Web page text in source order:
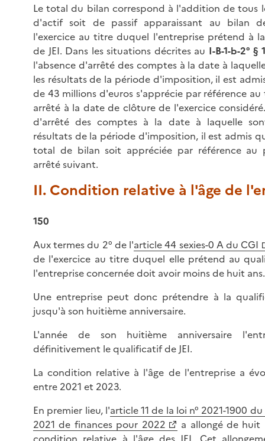
Le total du bilan correspond à l'addition de tous
d'actif soit de passif apparaissant au bilan
l'exercice au titre duquel l'entreprise prétend à
de JEI. Dans les situations décrites au I-B-1-b-2° §
l'absence d'arrêté des comptes à la date à
les résultats de la période d'imposition, il est
de 43 millions d'euros s'apprécie par référence
arrêté à la date de clôture de l'exercice
d'arrêté des comptes à la date à laquelle
résultats de la période d'imposition, il est admis
total de bilan soit appréciée par référence au
arrêté suivant.
II. Condition relative à l'âge de
150
Aux termes du 2° de l'article 44 sexies-0 A du CGI
de l'exercice au titre duquel elle prétend au
l'entreprise concernée doit avoir moins de huit ans.
Une entreprise peut donc prétendre à la
jusqu'à son huitième anniversaire.
L'année de son huitième anniversaire
définitivement le qualificatif de JEI.
La condition relative à l'âge de l'entreprise a
entre 2021 et 2023.
En premier lieu, l'article 11 de la loi n° 2021-1900
2021 de finances pour 2022
a allongé de huit